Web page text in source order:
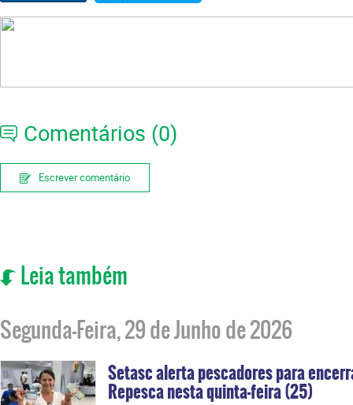
Comentários (0)
Escrever comentário
Leia também
Segunda-Feira, 29 de Junho de 2026
Setasc alerta pescadores para
Repesca nesta quinta-feira (25)